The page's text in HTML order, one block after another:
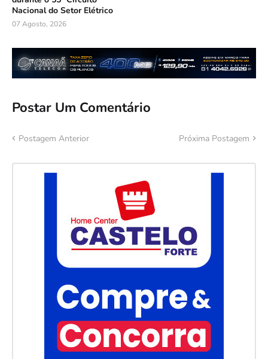
Nacional do Setor Elétrico
07 Agosto, 2026
Postar Um Comentário
Postagem Anterior Próxima Postagem